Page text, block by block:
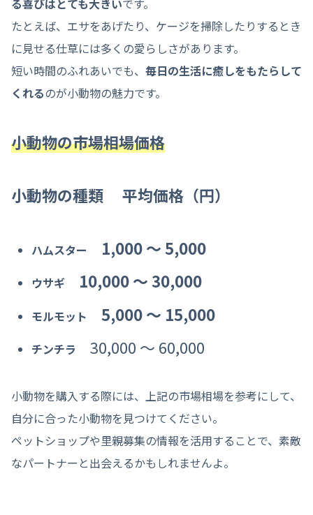
る喜びはとても大きいです。
たとえば、エサをあげたり、ケージを掃除したりするとき
に見せる仕草には多くの愛らしさがあります。
短い時間のふれあいでも、 毎日の生活に癒しをもたらして
くれるのが小動物の魅力です。
小動物の市場相場価格
小動物の種類 平均価格（円）
ハムスター 1,000 〜 5,000
ウサギ 10,000 〜 30,000
モルモット 5,000 〜 15,000
チンチラ 30,000 〜 60,000
小動物を購入する際には、上記の市場相場を参考にして、
自分に合った小動物を見つけてください。
ペットショップや里親募集の情報を活用することで、素敵
なパートナーと出会えるかもしれませんよ。